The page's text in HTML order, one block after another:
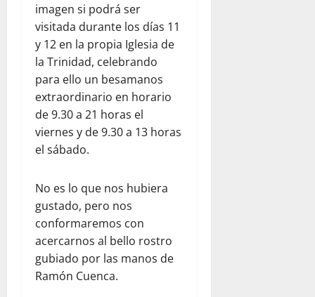
imagen si podrá ser
visitada durante los días 11
y 12 en la propia Iglesia de
la Trinidad, celebrando
para ello un besamanos
extraordinario en horario
de 9.30 a 21 horas el
viernes y de 9.30 a 13 horas
el sábado.
No es lo que nos hubiera
gustado, pero nos
conformaremos con
acercarnos al bello rostro
gubiado por las manos de
Ramón Cuenca.